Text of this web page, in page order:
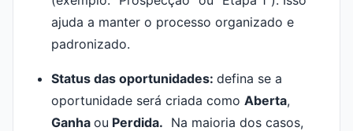
ajuda a manter o processo organizado e
padronizado.
Status das oportunidades: defina se a
oportunidade será criada como Aberta,
Ganha ou Perdida. Na maioria dos casos,